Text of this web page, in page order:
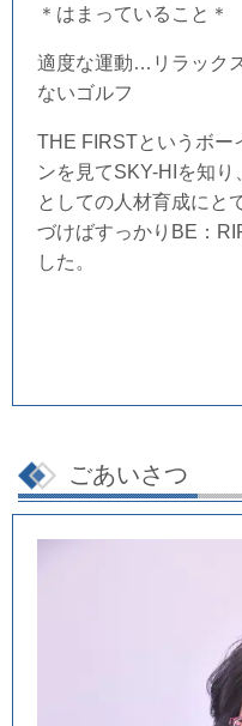
＊はまっていること＊
適度な運動…リラック
ないゴルフ
THE FIRSTというボー
ンを見てSKY-HIを知
としての人材育成にと
づけばすっかりBE：
した。
ごあいさつ